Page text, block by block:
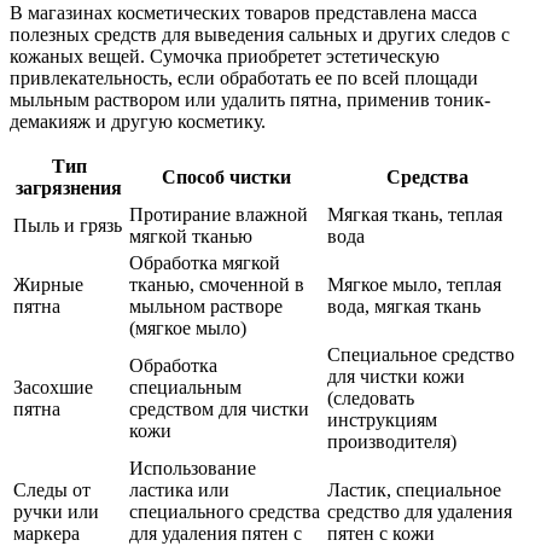
В магазинах косметических товаров представлена масса
полезных средств для выведения сальных и других следов с
кожаных вещей. Сумочка приобретет эстетическую
привлекательность, если обработать ее по всей площади
мыльным раствором или удалить пятна, применив тоник-
демакияж и другую косметику.
Тип
загрязнения
Способ чистки Средства
Пыль и грязь
Протирание влажной
мягкой тканью
Мягкая ткань, теплая
вода
Жирные
пятна
Обработка мягкой
тканью, смоченной в
мыльном растворе
(мягкое мыло)
Мягкое мыло, теплая
вода, мягкая ткань
Засохшие
пятна
Обработка
специальным
средством для чистки
кожи
Специальное средство
для чистки кожи
(следовать
инструкциям
производителя)
Следы от
ручки или
маркера
Использование
ластика или
специального средства
для удаления пятен с
Ластик, специальное
средство для удаления
пятен с кожи